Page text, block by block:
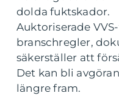
dolda fuktskador.
Auktoriserade
branschregler,
säkerställer att
Det kan bli
längre fram.